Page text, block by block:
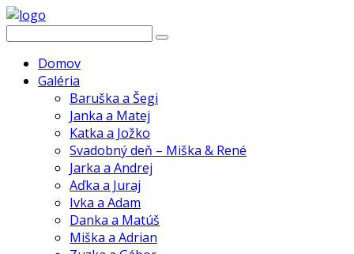
Domov
Galéria
Baruška a Šegi
Janka a Matej
Katka a Jožko
Svadobný deň – Miška & René
Jarka a Andrej
Aďka a Juraj
Ivka a Adam
Danka a Matúš
Miška a Adrian